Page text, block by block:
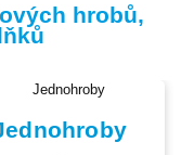
hrobů,